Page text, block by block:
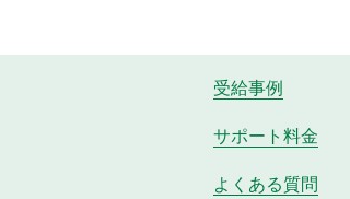
受給事例
サポート料金
よくある質問